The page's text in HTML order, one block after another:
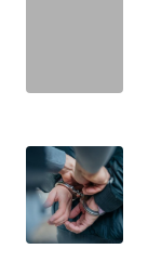
WN
TAPANULI
TENGAH